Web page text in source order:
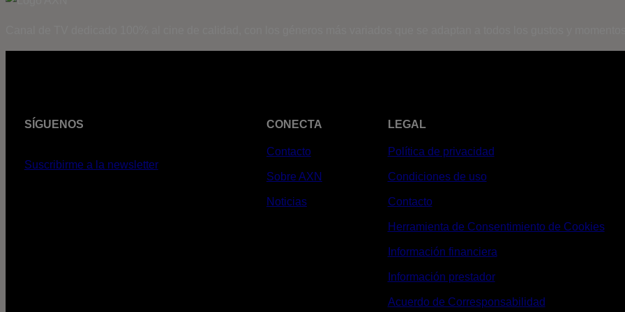
SÍGUENOS
Suscribirme a la newsletter
CONECTA
Contacto
Sobre AXN
Noticias
LEGAL
Política de privacidad
Condiciones de uso
Contacto
Herramienta de Consentimiento de Cookies
Información financiera
Información prestador
Acuerdo de Corresponsabilidad